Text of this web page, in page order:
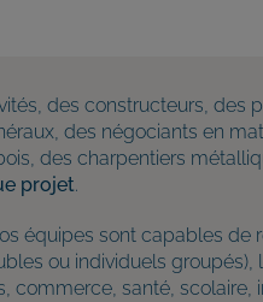
des constructeurs, des
des négociants en
des charpentiers
projet.
équipes sont capables de
ou individuels groupés),
commerce, santé, scolaire,